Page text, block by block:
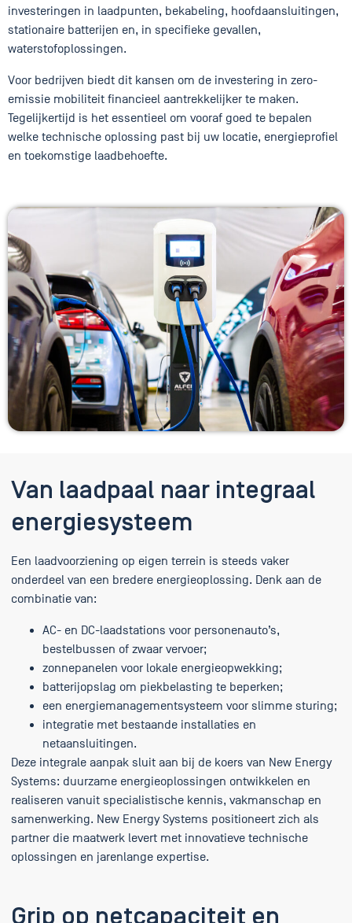
investeringen in laadpunten, bekabeling, hoofdaansluitingen,
stationaire batterijen en, in specifieke gevallen,
waterstofoplossingen.
Voor bedrijven biedt dit kansen om de investering in zero-
emissie mobiliteit financieel aantrekkelijker te maken.
Tegelijkertijd is het essentieel om vooraf goed te bepalen
welke technische oplossing past bij uw locatie, energieprofiel
en toekomstige laadbehoefte.
Van laadpaal naar integraal
energiesysteem
Een laadvoorziening op eigen terrein is steeds vaker
onderdeel van een bredere energieoplossing. Denk aan de
combinatie van:
AC- en DC-laadstations voor personenauto’s,
bestelbussen of zwaar vervoer;
zonnepanelen voor lokale energieopwekking;
batterijopslag om piekbelasting te beperken;
een energiemanagementsysteem voor slimme sturing;
integratie met bestaande installaties en
netaansluitingen.
Deze integrale aanpak sluit aan bij de koers van New Energy
Systems: duurzame energieoplossingen ontwikkelen en
realiseren vanuit specialistische kennis, vakmanschap en
samenwerking. New Energy Systems positioneert zich als
partner die maatwerk levert met innovatieve technische
oplossingen en jarenlange expertise.